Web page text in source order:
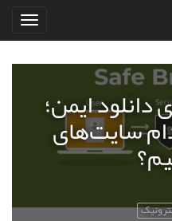
ایمن؛
سایت‌های